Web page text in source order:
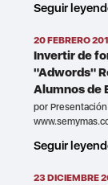
Seguir
20 FEBRERO
Invertir de
"Adwords"
Alumnos de
por
Seguir
23 DICIEMBRE